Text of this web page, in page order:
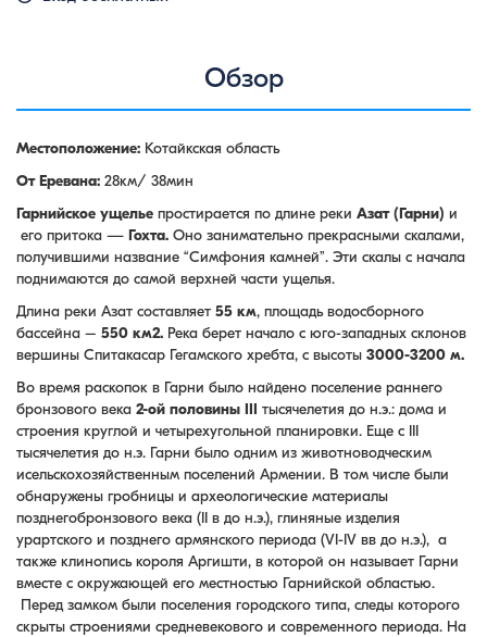
Обзор
Местоположение: Котайкская область
От Еревана: 28км/ 38мин
Гарнийское ущелье простирается по длине реки Азат (Гарни) и
его притока — Гохта. Оно занимательно прекрасными скалами,
получившими название “Симфония камней”. Эти скалы с начала
поднимаются до самой верхней части ущелья.
Длина реки Азат составляет 55 км, площадь водосборного
бассейна – 550 км2. Река берет начало с юго-западных склонов
вершины Спитакасар Гегамского хребта, с высоты 3000-3200 м.
Во время раскопок в Гарни было найдено поселение раннего
бронзового века 2-ой половины III тысячелетия до н.э.: дома и
строения круглой и четырехугольной планировки. Еще с III
тысячелетия до н.э. Гарни было одним из животноводческим
исельскохозяйственным поселений Армении. В том числе были
обнаружены гробницы и археологические материалы
позднегобронзового века (II в до н.э.), глиняные изделия
урартского и позднего армянского периода (VI-IV вв до н.э.), а
также клинопись короля Аргишти, в которой он называет Гарни
вместе с окружающей его местностью Гарнийской областью.
Перед замком были поселения городского типа, следы которого
скрыты строениями средневекового и современного периода. На